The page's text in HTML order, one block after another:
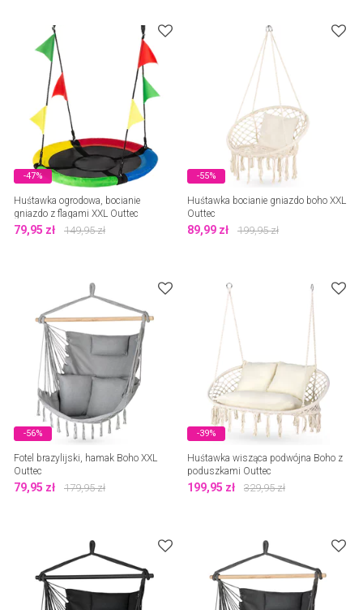
-47%
Huśtawka ogrodowa, bocianie
gniazdo z flagami XXL Outtec
79,95 zł 149,95zł
-55%
Huśtawka bocianie gniazdo boho XXL
Outtec
89,99 zł 199,95zł
-56%
Fotel brazylijski, hamak Boho XXL
Outtec
79,95 zł 179,95zł
-39%
Huśtawka wisząca podwójna Boho z
poduszkami Outtec
199,95 zł 329,95zł